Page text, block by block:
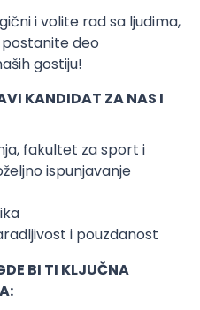
i volite rad sa ljudima,
deo
gostiju!
KANDIDAT ZA NAS I
fakultet za sport i
ispunjavanje
i pouzdanost
BI TI KLJUČNA